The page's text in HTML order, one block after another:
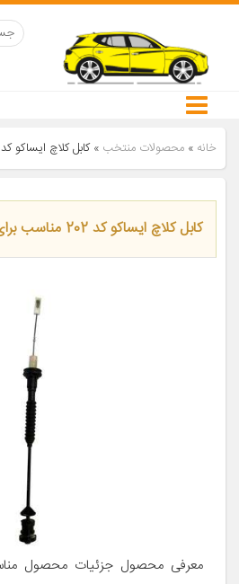
خانه » محصولات منتخب »کابل کلاچ ایساکو کد 202 مناسب برای پژو 206
کابل کلاچ ایساکو کد 202 مناسب برای پژو 206